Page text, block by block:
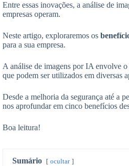
Entre essas inovações, a análise de
empresas operam.
Neste artigo, exploraremos os
para a sua empresa.
A análise de imagens por IA envolve
que podem ser utilizados em diversas
Desde a melhoria da segurança até a
nos aprofundar em cinco benefícios
Boa leitura!
Sumário ocultar